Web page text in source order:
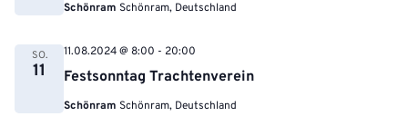
Schönram Schönram, Deutschland
SO.
11 Festsonntag Trachtenverein
11.08.2024 @ 8:00 - 20:00
Schönram Schönram, Deutschland